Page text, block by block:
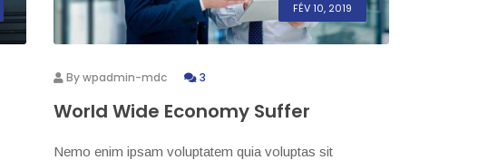
FÉV 10, 2019
Bywpadmin-mdc 3
World Wide Economy Suffer
Nemo enim ipsam voluptatem quia voluptas sit